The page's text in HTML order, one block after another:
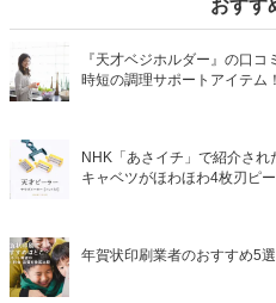
おすす
『天才ベジホルダー』の口
時短の調理サポートアイテム！
NHK「あさイチ」で紹介され
キャベツがほわほわ4枚刃ピ
年賀状印刷業者のおすすめ5